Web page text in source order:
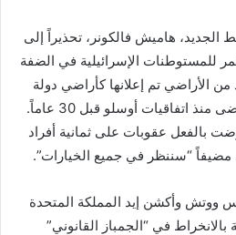
هاميش فالكونر، تحذيراً إلى
للمستوطنات الإسرائيلية في الضفة
من الأراضي تم إعلانها كأراضي دولة
هذا العام أكثر من أي وقت مضى منذ اتفاقيات أوسلو قبل 30 عاماً.
بالفعل عقوبات على ثمانية أفراد
“سننظر في جميع الخيارات”.
ووتش وأكشن إيد المملكة المتحدة
بالانخراط في “الجمباز القانوني”